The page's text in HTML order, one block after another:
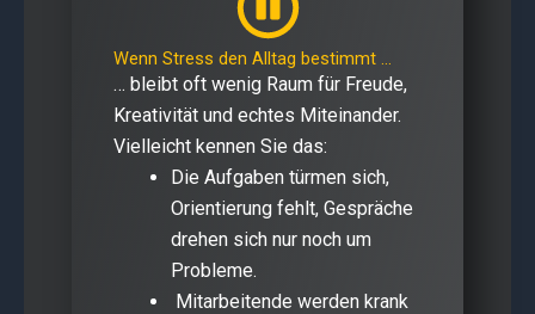
Wenn Stress den Alltag bestimmt …
… bleibt oft wenig Raum für Freude,
Kreativität und echtes Miteinander.
Vielleicht kennen Sie das:
Die Aufgaben türmen sich,
Orientierung fehlt, Gespräche
drehen sich nur noch um
Probleme.
Mitarbeitende werden krank